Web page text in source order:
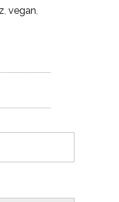
vegan